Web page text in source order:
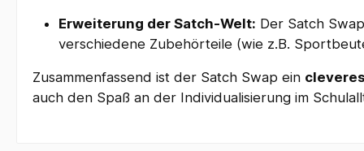
Erweiterung der Satch-Welt: Der Satch
verschiedene Zubehörteile (wie z.B.
Zusammenfassend ist der Satch Swap ein
auch den Spaß an der Individualisierung im